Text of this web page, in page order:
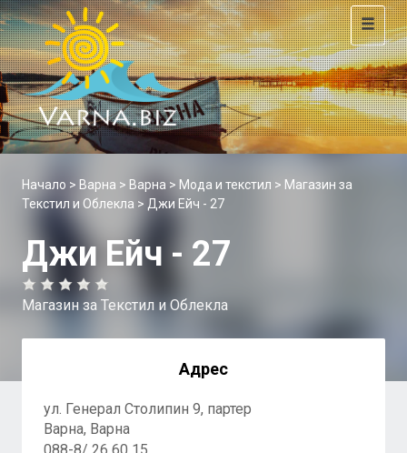
Toggle
Начало > Варна > Варна > Мода и текстил > Магазин за
Текстил и Облекла > Джи Ейч - 27
Джи Ейч - 27
Магазин за Текстил и Облекла
Адрес
ул. Генерал Столипин 9, партер
Варна, Варна